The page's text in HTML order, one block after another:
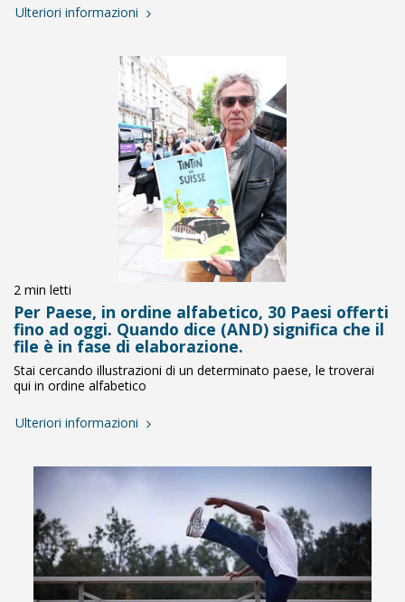
Ulteriori informazioni
2 min letti
Per Paese, in ordine alfabetico, 30 Paesi offerti
fino ad oggi. Quando dice (AND) significa che il
file è in fase di elaborazione.
Stai cercando illustrazioni di un determinato paese, le troverai
qui in ordine alfabetico
Ulteriori informazioni